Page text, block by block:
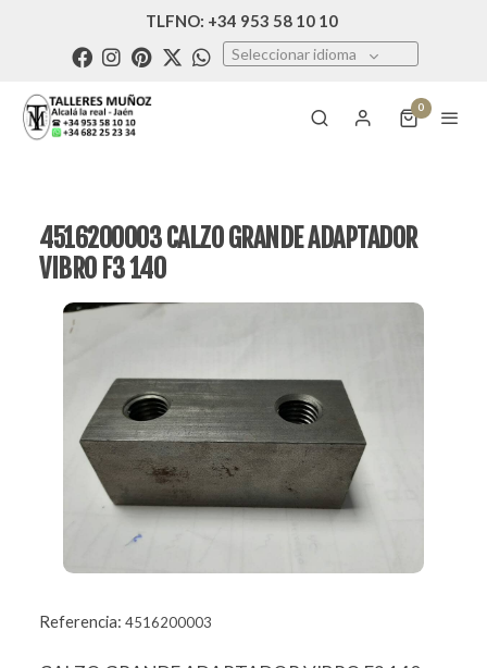
TLFNO: +34 953 58 10 10
Seleccionar idioma
0
4516200003 CALZO GRANDE ADAPTADOR
VIBRO F3 140
Referencia: 4516200003